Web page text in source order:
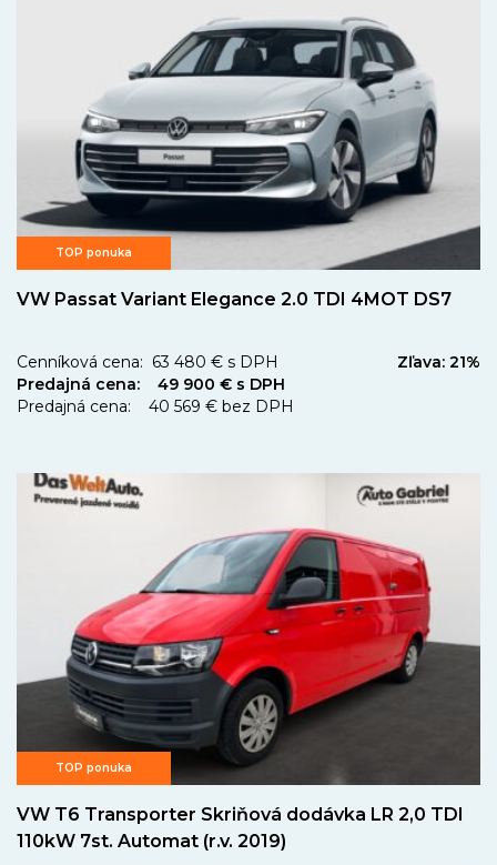
TOP ponuka
VW Passat Variant Elegance 2.0 TDI 4MOT DS7
Zľava: 21%
Cenníková cena: 63 480 € s DPH
Predajná cena: 49 900 € s DPH
Predajná cena: 40 569 € bez DPH
TOP ponuka
VW T6 Transporter Skriňová dodávka LR 2,0 TDI
110kW 7st. Automat (r.v. 2019)